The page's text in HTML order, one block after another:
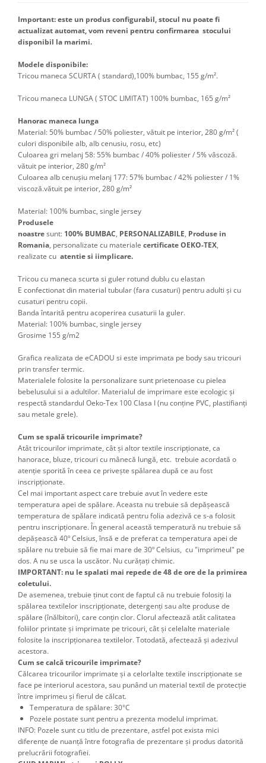
Important: este un produs configurabil, stocul nu poate fi
actualizat automat, vom reveni pentru confirmarea stocului
disponibil la marimi.
Modele disponibile:
Tricou maneca SCURTA ( standard),100% bumbac, 155 g/m².
Tricou maneca LUNGA ( STOC LIMITAT) 100% bumbac, 165 g/m²
Hanorac maneca lunga
Material: 50% bumbac / 50% poliester, vătuit pe interior, 280 g/m² (
culori disponibile alb, alb cenusiu, rosu, etc)
Culoarea gri melanj 58: 55% bumbac / 40% poliester / 5% vâscoză.
vătuit pe interior, 280 g/m²
Culoarea alb cenușiu melanj 177: 57% bumbac / 42% poliester / 1%
viscoză.vătuit pe interior, 280 g/m²
Material: 100% bumbac, single jersey
Produsele
noastresunt: 100% BUMBAC, PERSONALIZABILE, Produse in
Romania, personalizate cu materiale certificate OEKO-TEX,
realizate cu atentie si iimplicare.
Tricou cu maneca scurta si guler rotund dublu cu elastan
E confectionat din material tubular (fara cusaturi) pentru adulti şi cu
cusaturi pentru copii.
Banda întarită pentru acoperirea cusaturii la guler.
Material: 100% bumbac, single jersey
Grosime 155 g/m2
Grafica realizata de eCADOU si este imprimata pe body sau tricouri
prin transfer termic.
Materialele folosite la personalizare sunt prietenoase cu pielea
bebelusului si a adultilor. Materialul de imprimare este ecologic și
respectă standardul Oeko-Tex 100 Clasa I (nu conține PVC, plastifianți
sau metale grele).
Cum se spală tricourile imprimate?
Atât tricourilor imprimate, cât şi altor textile inscripţionate, ca
hanorace, bluze, tricouri cu mânecă lungă, etc. trebuie acordată o
atenţie sporită în ceea ce priveşte spălarea după ce au fost
inscripţionate.
Cel mai important aspect care trebuie avut în vedere este
temperatura apei de spălare. Aceasta nu trebuie să depăşească
temperatura de spălare indicată pentru folia adezivă ce s-a folosit
pentru inscripţionare. În general această temperatură nu trebuie să
depăşească 40º Celsius, însă e de preferat ca temperatura apei de
spălare nu trebuie să fie mai mare de 30º Celsius, cu "imprimeul" pe
dos. A nu se usca la uscător. Nu curățați chimic.
IMPORTANT: nu le spalati mai repede de 48 de ore de la primirea
coletului.
De asemenea, trebuie ţinut cont de faptul că nu trebuie folosiţi la
spălarea textilelor inscripţionate, detergenţi sau alte produse de
spălare (înălbitori), care conţin clor. Clorul afectează atât calitatea
foliilor printate şi imprimate pe tricouri, cât şi celelalte materiale
folosite la inscripţionarea textilelor. Totodată, afectează şi adezivul
acestora.
Cum se calcă tricourile imprimate?
Călcarea tricourilor imprimate şi a celorlalte textile inscripţionate se
face pe interiorul acestora, sau punând un material textil de protecţie
între imprimeu şi fierul de călcat.
Temperatura de spălare: 30°C
Pozele postate sunt pentru a prezenta modelul imprimat.
INFO: Pozele sunt cu titlu de prezentare, astfel pot exista mici
diferențe de nuanță între fotografia de prezentare și produs datorită
prelucrării fotografiei.